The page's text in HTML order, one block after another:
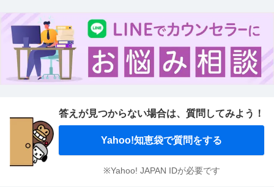
答えが見つからない場合は、 質問してみよう！
Yahoo!知恵袋で質問をする
※Yahoo! JAPAN IDが必要です